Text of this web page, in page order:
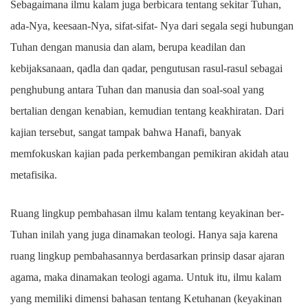
Sebagaimana ilmu kalam juga berbicara tentang sekitar Tuhan,
ada-Nya, keesaan-Nya, sifat-sifat- Nya dari segala segi hubungan
Tuhan dengan manusia dan alam, berupa keadilan dan
kebijaksanaan, qadla dan qadar, pengutusan rasul-rasul sebagai
penghubung antara Tuhan dan manusia dan soal-soal yang
bertalian dengan kenabian, kemudian tentang keakhiratan. Dari
kajian tersebut, sangat tampak bahwa Hanafi, banyak
memfokuskan kajian pada perkembangan pemikiran akidah atau
metafisika.
Ruang lingkup pembahasan ilmu kalam tentang keyakinan ber-
Tuhan inilah yang juga dinamakan teologi. Hanya saja karena
ruang lingkup pembahasannya berdasarkan prinsip dasar ajaran
agama, maka dinamakan teologi agama. Untuk itu, ilmu kalam
yang memiliki dimensi bahasan tentang Ketuhanan (keyakinan